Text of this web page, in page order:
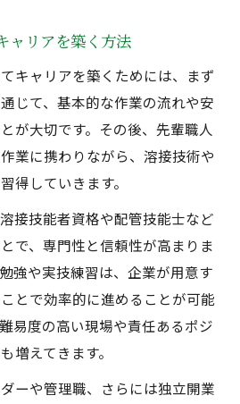
ャリアを築く方法
キャリアを築くためには、まず
じて、基本的な作業の流れや安
が大切です。その後、先輩職人
業に携わりながら、溶接技術や
得していきます。
接技能者資格や配管技能士など
で、専門性と信頼性が高まりま
強や実技練習は、企業が用意す
とで効率的に進めることが可能
易度の高い現場や責任あるポジ
増えてきます。
ーや管理職、さらには独立開業